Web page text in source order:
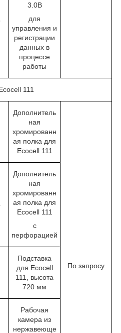
3.0B
для
управления и
регистрации
данных в
процессе
работы
111
Дополнитель
ная
хромированн
ая полка для
Ecocell 111
По запросу
Дополнитель
ная
хромированн
ая полка для
Ecocell 111
с
перфорацией
Подставка
для Ecocell
111, высота
720 мм
Рабочая
камера из
нержавеюще